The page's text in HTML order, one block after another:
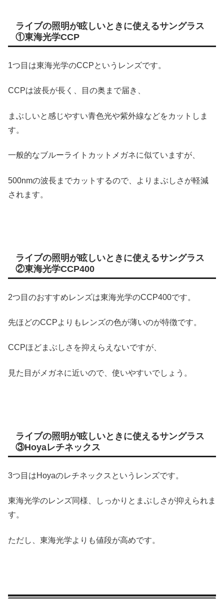
ライブの照明が眩しいときに使えるサングラス
①東海光学CCP
1つ目は東海光学のCCPというレンズです。
CCPは波長が長く、目の奥まで届き、
まぶしいと感じやすい青色光や紫外線などをカットしま
す。
一般的なブルーライトカットメガネに似ていますが、
500nmの波長までカットするので、よりまぶしさが軽減
されます。
ライブの照明が眩しいときに使えるサングラス
②東海光学CCP400
2つ目のおすすめレンズは東海光学のCCP400です。
先ほどのCCPよりもレンズの色が薄いのが特徴です。
CCPほどまぶしさを抑えらえないですが、
見た目がメガネに近いので、使いやすいでしょう。
ライブの照明が眩しいときに使えるサングラス
③Hoyaレチネックス
3つ目はHoyaのレチネックスというレンズです。
東海光学のレンズ同様、しっかりとまぶしさが抑えられま
す。
ただし、東海光学よりも値段が高めです。